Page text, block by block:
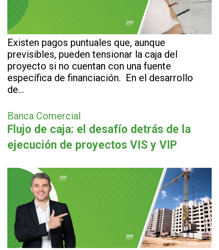
Existen pagos puntuales que, aunque
previsibles, pueden tensionar la caja del
proyecto si no cuentan con una fuente
específica de financiación. En el desarrollo
de…
Banca Comercial
Flujo de caja: el desafío detrás de la
ejecución de proyectos VIS y VIP